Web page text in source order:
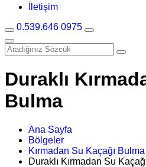
İletişim
0.539.646 0975
Duraklı
Bulma
Ana Sayfa
Bölgeler
Kırmadan Su Kaçağı Bulma
Duraklı Kırmadan Su